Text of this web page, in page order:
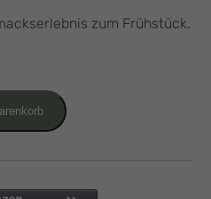
zum Frühstück.